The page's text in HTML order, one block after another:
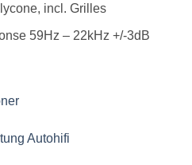
incl. Grilles
59Hz – 22kHz +/-3dB